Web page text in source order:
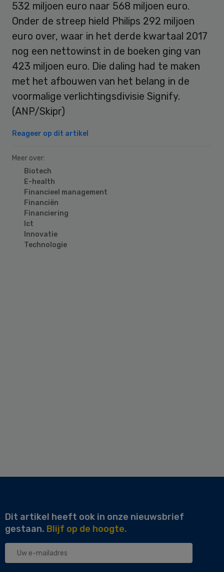
532 miljoen euro naar 568 miljoen euro.
Onder de streep hield Philips 292 miljoen
euro over, waar in het derde kwartaal 2017
nog een nettowinst in de boeken ging van
423 miljoen euro. Die daling had te maken
met het afbouwen van het belang in de
voormalige verlichtingsdivisie Signify.
(ANP/Skipr)
Reageer op dit artikel
Meer over:
Biotech
E-health
Financieel management
Financiën
Financiering
Ict
Innovatie
Technologie
Dit artikel heeft ook in onze nieuwsbrief
gestaan. Blijf op de hoogte.
Uw